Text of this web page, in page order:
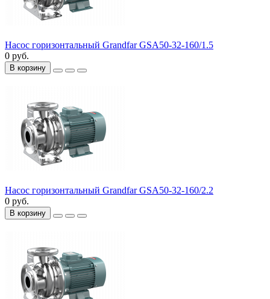
Насос горизонтальный Grandfar GSA50-32-160/1.5
0 руб.
В корзину
Насос горизонтальный Grandfar GSA50-32-160/2.2
0 руб.
В корзину